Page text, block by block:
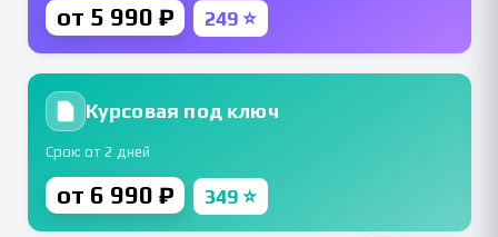
от 5 990 ₽ 249 ⭐
Курсовая под ключ
Срок: от 2 дней
от 6 990 ₽ 349 ⭐